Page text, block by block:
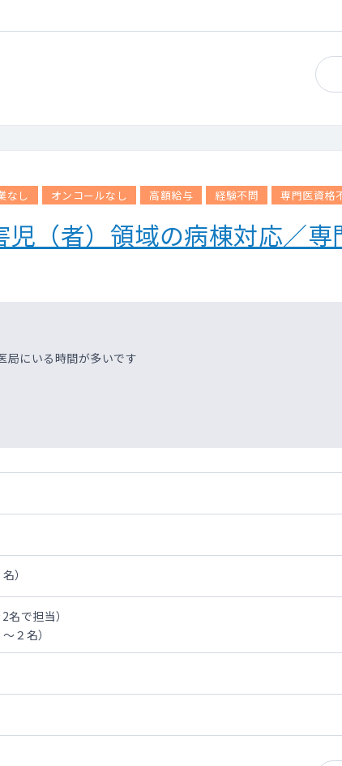
なし オンコールなし 高額給与 経験不問 専門医資格
（者）領域の病棟対応／専
局にいる時間が多いです
）
で担当）
２名）